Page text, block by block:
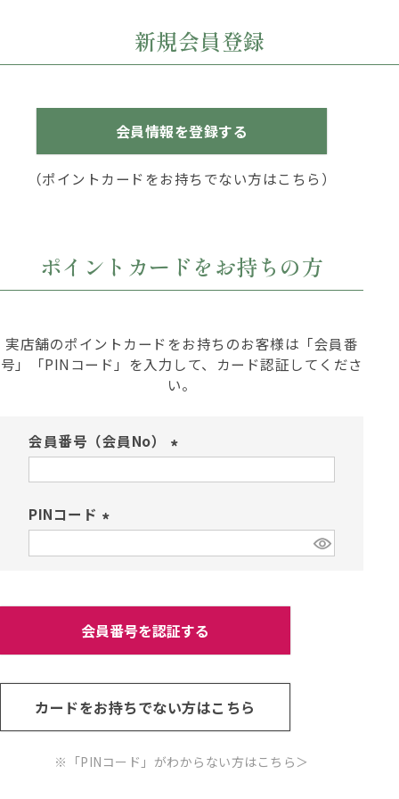
新規会員登録
会員情報を登録する
（ポイントカードをお持ちでない方はこちら）
ポイントカードをお持ちの方
実店舗のポイントカードをお持ちのお客様は「会員番
号」「PINコード」を入力して、カード認証してくださ
い。
会員番号（会員No）
必
)
PINコード
必
)
会員番号を認証する
カードをお持ちでない方はこちら
※「PINコード」がわからない方はこちら ＞